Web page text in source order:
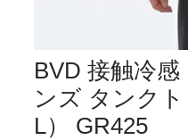
BVD 接触冷感
ンズ タンク
L） GR425